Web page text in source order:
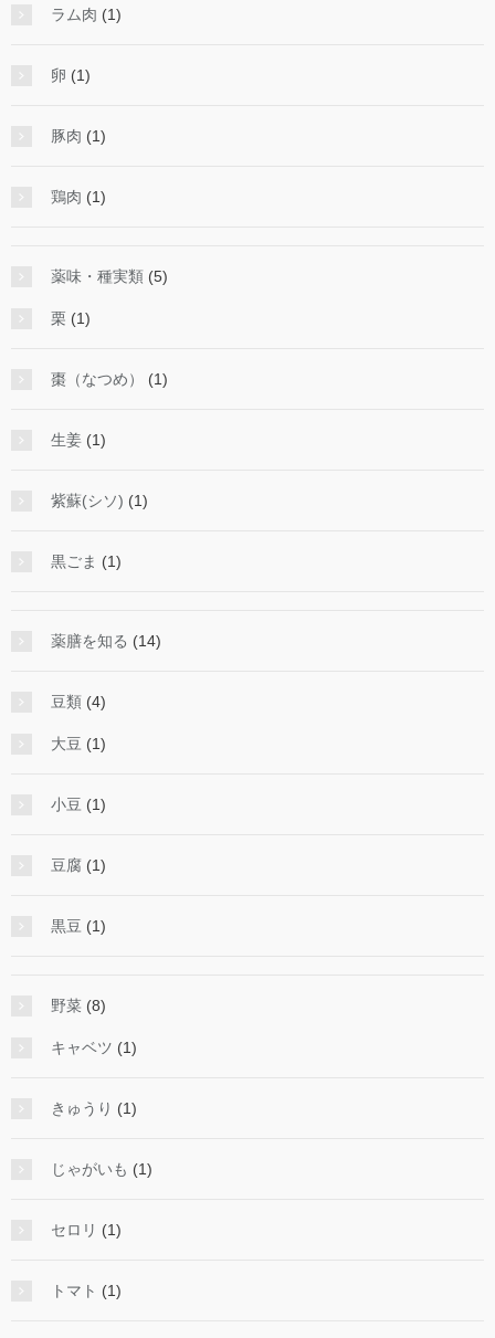
ラム肉 (1)
卵 (1)
豚肉 (1)
鶏肉 (1)
薬味・種実類 (5)
栗 (1)
棗（なつめ） (1)
生姜 (1)
紫蘇(シソ) (1)
黒ごま (1)
薬膳を知る (14)
豆類 (4)
大豆 (1)
小豆 (1)
豆腐 (1)
黒豆 (1)
野菜 (8)
キャベツ (1)
きゅうり (1)
じゃがいも (1)
セロリ (1)
トマト (1)